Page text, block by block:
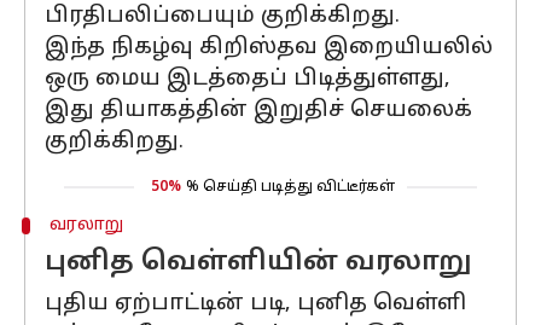
பிரதிபலிப்பையும் குறிக்கிறது.
இந்த நிகழ்வு கிறிஸ்தவ இறையியலில்
ஒரு மைய இடத்தைப் பிடித்துள்ளது,
இது தியாகத்தின் இறுதிச் செயலைக்
குறிக்கிறது.
50% % செய்தி படித்து விட்டீர்கள்
வரலாறு
புனித வெள்ளியின் வரலாறு
புதிய ஏற்பாட்டின் படி, புனித வெள்ளி